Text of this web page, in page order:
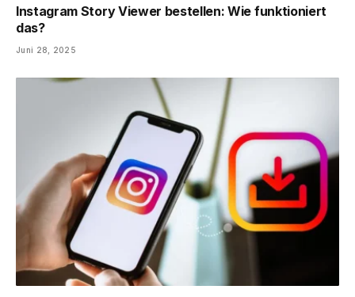
Instagram Story Viewer bestellen: Wie funktioniert
das?
Juni 28, 2025